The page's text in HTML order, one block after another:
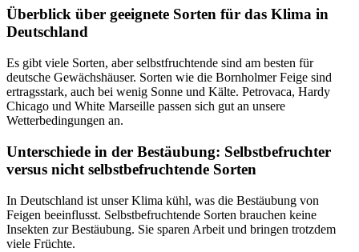
Überblick über geeignete Sorten für das Klima in
Deutschland
Es gibt viele Sorten, aber selbstfruchtende sind am besten für
deutsche Gewächshäuser. Sorten wie die Bornholmer Feige sind
ertragsstark, auch bei wenig Sonne und Kälte. Petrovaca, Hardy
Chicago und White Marseille passen sich gut an unsere
Wetterbedingungen an.
Unterschiede in der Bestäubung: Selbstbefruchter
versus nicht selbstbefruchtende Sorten
In Deutschland ist unser Klima kühl, was die Bestäubung von
Feigen beeinflusst. Selbstbefruchtende Sorten brauchen keine
Insekten zur Bestäubung. Sie sparen Arbeit und bringen trotzdem
viele Früchte.